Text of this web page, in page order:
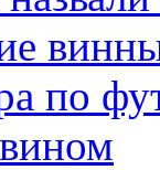
по